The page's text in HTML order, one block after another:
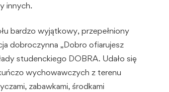
innych.
bardzo wyjątkowy, przepełniony
dobroczynna „Dobro ofiarujesz
studenckiego DOBRA. Udało się
wychowawczych z terenu
zabawkami, środkami